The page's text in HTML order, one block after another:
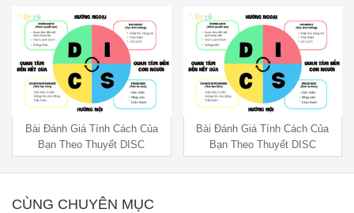
Bài Đánh Giá Tính Cách Của
Bạn Theo Thuyết DISC
Bài Đánh Giá Tính Cách Của
Bạn Theo Thuyết DISC
CÙNG CHUYÊN MỤC